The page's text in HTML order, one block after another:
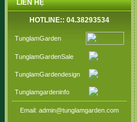
LIÊN HỆ
HOTLINE:: 04.38293534
TunglamGarden
TunglamGardenSale
TunglamGardendesign
Tunglamgardeninfo
Email: admin@tunglamgarden.com